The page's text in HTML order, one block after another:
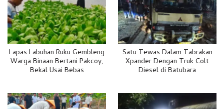
Lapas Labuhan Ruku Gembleng
Warga Binaan Bertani Pakcoy,
Bekal Usai Bebas
Satu Tewas Dalam Tabrakan
Xpander Dengan Truk Colt
Diesel di Batubara